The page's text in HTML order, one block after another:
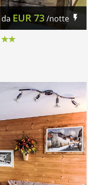
da EUR73/notte